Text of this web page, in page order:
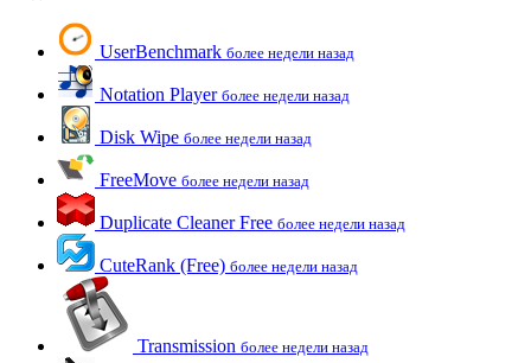
UserBenchmark более недели назад
Notation Player более недели назад
Disk Wipe более недели назад
FreeMove более недели назад
Duplicate Cleaner Free более недели назад
CuteRank (Free) более недели назад
Transmission более недели назад